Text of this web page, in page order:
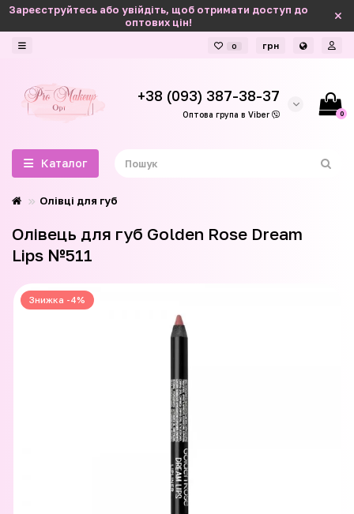
Зареєструйтесь або увійдіть, щоб отримати доступ до
оптових цін!
0 грн
+38 (093) 387-38-37
Оптова група в Viber 0
Каталог
Олівці для губ
Олівець для губ Golden Rose Dream
Lips №511
Знижка -4%